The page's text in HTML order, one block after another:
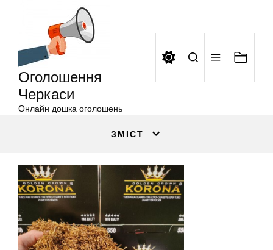
Оголошення
Черкаси
Онлайн дошка оголошень
ЗМІСТ